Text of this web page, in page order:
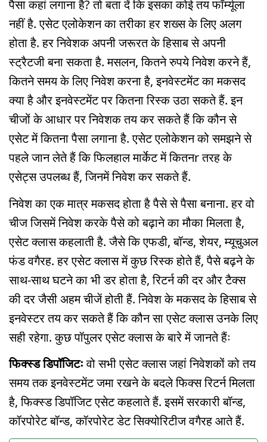
पैसा कहां लगाना है? तो बता दें कि इसका कोई तय फॉर्म्यूला
नहीं है. एसेट एलोकेशन का तरीका हर शख्स के लिए अलग
होता है. हर निवेशक अपनी जरूरत के हिसाब से अपनी
स्ट्रैटजी बना सकता है. मसलन, कितने रुपये निवेश करने हैं,
कितने समय के लिए निवेश करना है, इनवेस्टमेंट का मकसद
क्या है और इनवेस्टमेंट पर कितना रिस्क उठा सकते हैं. इन
चीजों के आधार पर निवेशक तय कर सकते हैं कि कौन से
एसेट में कितना पैसा लगाना है. एसेट एलोकेशन को समझने से
पहले जान लेते हैं कि फिलहाल मार्केट में कितनr तरह के
एसेट्स उपलब्ध हैं, जिनमें निवेश कर सकते हैं.
निवेश का एक मात्र मकसद होता है पैसे से पैसा बनाना. हर वो
चीज जिसमें निवेश करके पैसे को बढ़ाने का मौका मिलता है,
एसेट क्लास कहलाती है. जैसे कि एफडी, बॉन्ड, शेयर, म्यूचुअल
फंड वगैरह. हर एसेट क्लास में कुछ रिस्क होते हैं, पैसे बढ़ने के
साथ-साथ घटने का भी डर होता है, रिटर्न की दर और टैक्स
की दर जैसी अहम चीजें होती हैं. निवेश के मकसद के हिसाब से
इनवेस्टर तय कर सकते हैं कि कौन सा एसेट क्लास उनके लिए
सही रहेगा. कुछ पॉपुलर एसेट क्लास के बारे में जानते हैंः
फिक्स्ड डिपॉजिटःवो सभी एसेट क्लास जहां निवेशकों को तय
समय तक इनवेस्टमेंट जमा रखने के बदले फिक्स रिटर्न मिलता
है, फिक्स्ड डिपॉजिट एसेट कहलाते हैं. इसमें सरकारी बॉन्ड,
कॉरपोरेट बॉन्ड, कॉरपोरेट डेट सिक्योरिटीज वगैरह आते हैं.